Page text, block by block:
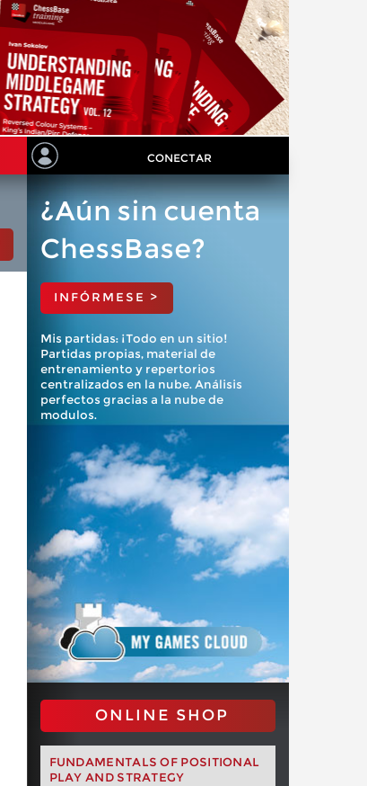
CONECTAR
¿Aún sin cuenta
ChessBase?
INFÓRMESE >
Mis partidas: ¡Todo en un sitio!
Partidas propias, material de
entrenamiento y repertorios
centralizados en la nube. Análisis
perfectos gracias a la nube de
modulos.
ONLINE SHOP
FUNDAMENTALS OF POSITIONAL
PLAY AND STRATEGY